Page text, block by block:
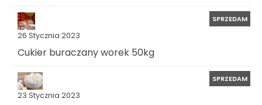
26 Stycznia 2023
SPRZEDAM
Cukier buraczany worek 50kg
23 Stycznia 2023
SPRZEDAM